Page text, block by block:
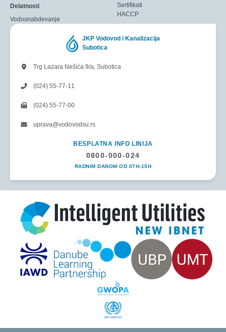
Delatnosti
Vodosnabdevanje
Sertifikati
HACCP
JKP Vodovod i Kanalizacija
Subotica
Trg Lazara Nešića 9/a, Subotica
(024) 55-77-11
(024) 55-77-00
uprava@vodovodsu.rs
BESPLATNA INFO LINIJA
0800-000-024
RADNIM DANOM OD 07H-15H